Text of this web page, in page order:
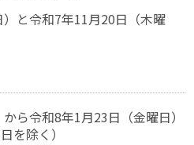
と令和7年11月20日（木曜
ら令和8年1月23日（金曜日）
を除く）